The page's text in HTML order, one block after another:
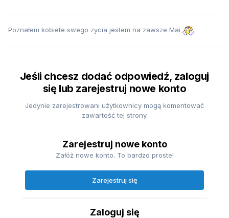
Poznałem kobiete swego zycia jestem na zawsze Mai
Jeśli chcesz dodać odpowiedź, zaloguj
się lub zarejestruj nowe konto
Jedynie zarejestrowani użytkownicy mogą komentować
zawartość tej strony.
Zarejestruj nowe konto
Załóż nowe konto. To bardzo proste!
Zarejestruj się
Zaloguj się